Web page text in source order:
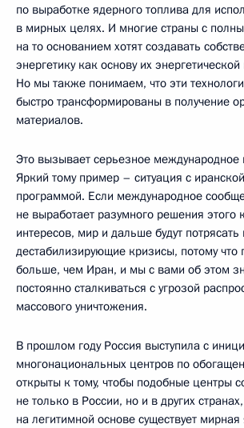
по выработке ядерного топлива для
в мирных целях. И многие страны с
на то основанием хотят создавать
энергетику как основу их
Но мы также понимаем, что эти
быстро трансформированы в получение
материалов.
Это вызывает серьезное
Яркий тому пример – ситуация с
программой. Если международное
не выработает разумного решения этого
интересов, мир и дальше будут
дестабилизирующие кризисы, потому что
больше, чем Иран, и мы с вами об этом
постоянно сталкиваться с угрозой
массового уничтожения.
В прошлом году Россия выступила с
многонациональных центров по
открыты к тому, чтобы подобные центры
не только в России, но и в других
на легитимной основе существует